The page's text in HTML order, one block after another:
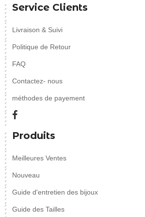
Service Clients
Livraison & Suivi
Politique de Retour
FAQ
Contactez- nous
méthodes de payement
Produits
Meilleures Ventes
Nouveau
Guide d'entretien des bijoux
Guide des Tailles